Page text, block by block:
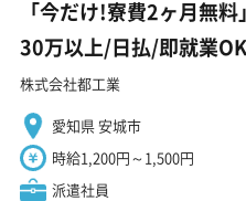
「今だけ!寮費2ヶ月無
30万以上/日払/即就業
株式会社都工業
愛知県 安城市
時給1,200円～1,500円
派遣社員